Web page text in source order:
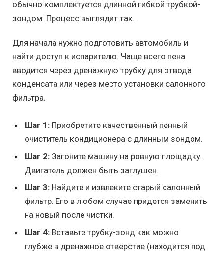
обычно комплектуется длинной гибкой трубкой-
зондом. Процесс выглядит так.
Для начала нужно подготовить автомобиль и
найти доступ к испарителю. Чаще всего пена
вводится через дренажную трубку для отвода
конденсата или через место установки салонного
фильтра.
Шаг 1: Приобретите качественный пенный
очиститель кондиционера с длинным зондом.
Шаг 2: Загоните машину на ровную площадку.
Двигатель должен быть заглушен.
Шаг 3: Найдите и извлеките старый салонный
фильтр. Его в любом случае придется заменить
на новый после чистки.
Шаг 4: Вставьте трубку-зонд как можно
глубже в дренажное отверстие (находится под